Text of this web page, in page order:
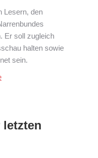
Lesern, den
Er soll zugleich
halten sowie
sein.
letzten